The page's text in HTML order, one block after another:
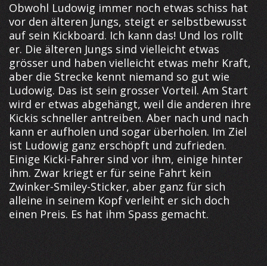
Obwohl Ludowig immer noch etwas schiss hat
vor den älteren Jungs, steigt er selbstbewusst
auf sein Kickboard. Ich kann das! Und los rollt
er. Die älteren Jungs sind vielleicht etwas
grösser und haben vielleicht etwas mehr Kraft,
aber die Strecke kennt niemand so gut wie
Ludowig. Das ist sein grosser Vorteil. Am Start
wird er etwas abgehängt, weil die anderen ihre
Kickis schneller antreiben. Aber nach und nach
kann er aufholen und sogar überholen. Im Ziel
ist Ludowig ganz erschöpft und zufrieden.
Einige Kicki-Fahrer sind vor ihm, einige hinter
ihm. Zwar kriegt er für seine Fahrt kein
Zwinker-Smiley-Sticker, aber ganz für sich
alleine in seinem Kopf verleiht er sich doch
einen Preis. Es hat ihm Spass gemacht.